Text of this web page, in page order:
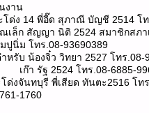
งาน
ด่ง 14 พี่อี๊ด สุภาณี บัญชี 2514 โท
เล็ก สัญญา นิติ 2524 สมาชิกสภา
ปูนิ่ม โทร.08-93690389
หรับ น้องจิ๋ว วิทยา 2527 โทร.08-
ฐ 2524 โทร.08-6885-
ด่งจันทบุรี พี่เสียด ทันตะ2516 โท
1760